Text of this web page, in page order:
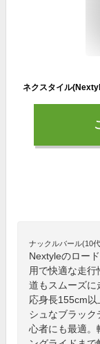
ナックルバール(10
Nextyleのロー
用で快適な走
道もスムーズに
応身長155cm
シュなブラッ
心者にも最適。